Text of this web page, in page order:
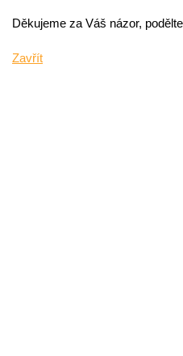
Děkujeme za Váš názor,
Zavřít